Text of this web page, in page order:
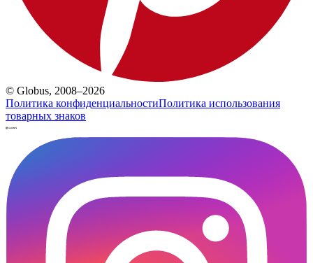
© Globus, 2008–2026
Политика конфиденциальностиПолитика использования
товарных знаков